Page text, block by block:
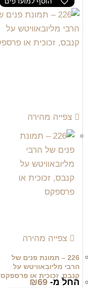
צפייה מהירה
צפייה מהירה
226 – תמונת פנים של
הרבי מליובאוויטש על
קנבס, זכוכית או פרספקס
החל מ- ₪69